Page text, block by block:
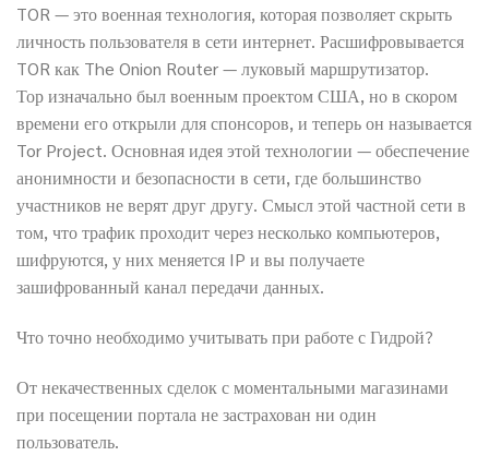
TOR — это военная технология, которая позволяет скрыть
личность пользователя в сети интернет. Расшифровывается
TOR как The Onion Router — луковый маршрутизатор.
Тор изначально был военным проектом США, но в скором
времени его открыли для спонсоров, и теперь он называется
Tor Project. Основная идея этой технологии — обеспечение
анонимности и безопасности в сети, где большинство
участников не верят друг другу. Смысл этой частной сети в
том, что трафик проходит через несколько компьютеров,
шифруются, у них меняется IP и вы получаете
зашифрованный канал передачи данных.
Что точно необходимо учитывать при работе с Гидрой?
От некачественных сделок с моментальными магазинами
при посещении портала не застрахован ни один
пользователь.